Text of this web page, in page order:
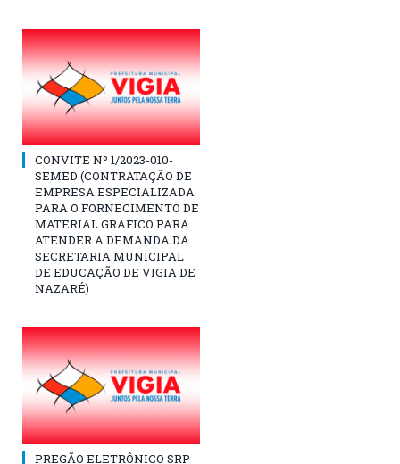
CONVITE Nº 1/2023-010-
SEMED (CONTRATAÇÃO DE
EMPRESA ESPECIALIZADA
PARA O FORNECIMENTO DE
MATERIAL GRAFICO PARA
ATENDER A DEMANDA DA
SECRETARIA MUNICIPAL
DE EDUCAÇÃO DE VIGIA DE
NAZARÉ)
PREGÃO ELETRÔNICO SRP